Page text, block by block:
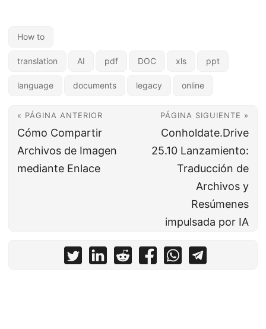
How to
translation AI pdf DOC xls ppt
language documents legacy online
« PÁGINA ANTERIOR
Cómo Compartir
Archivos de Imagen
mediante Enlace
PÁGINA SIGUIENTE »
Conholdate.Drive
25.10 Lanzamiento:
Traducción de
Archivos y
Resúmenes
impulsada por IA